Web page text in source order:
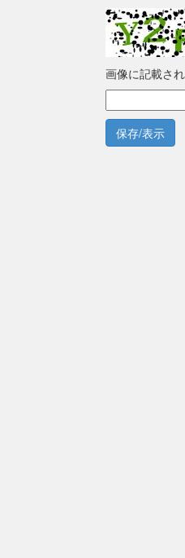
画像に記載さ
保存/表示